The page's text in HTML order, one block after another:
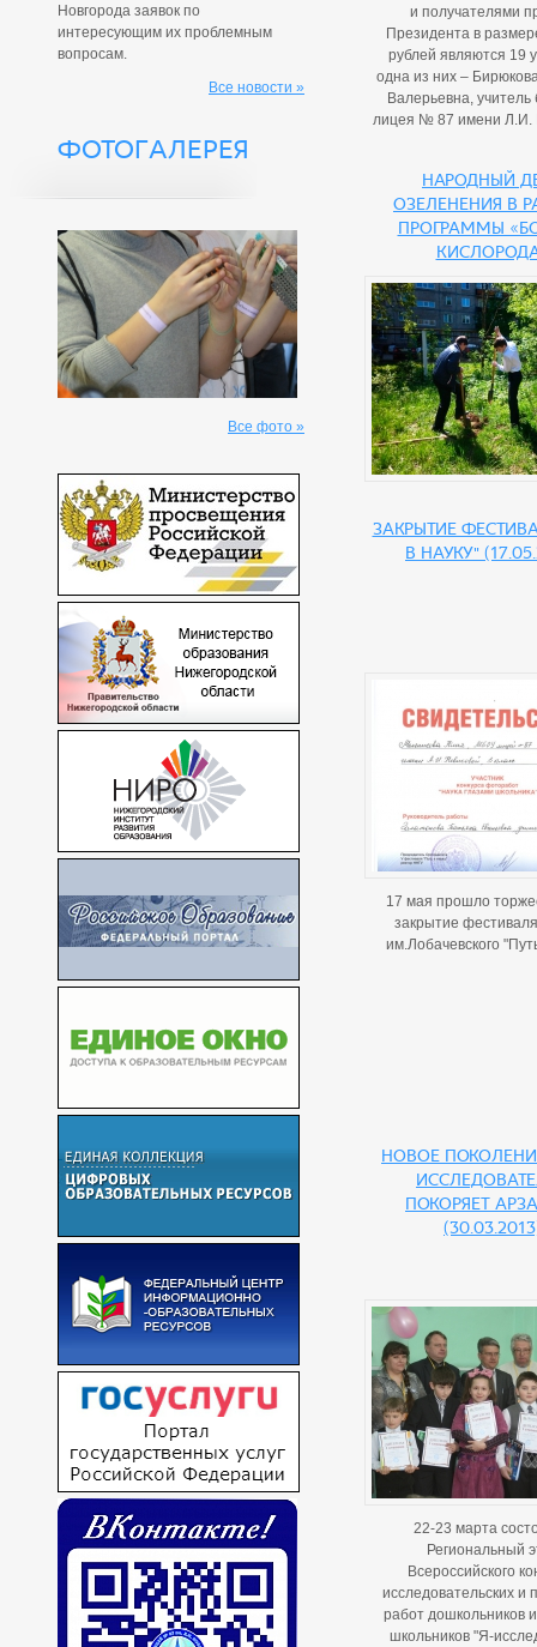
Новгорода заявок по
интересующим их проблемным
вопросам.
Все новости »
ФОТОГАЛЕРЕЯ
Все фото »
и получателями
Президента в
рублей являются 19
одна из них –
Валерьевна, учитель
лицея № 87 имени Л.И.
Народный
озеленения в
программы
Закрытие
в науку"
17 мая прошло
закрытие
им.Лобачевского
Новое
покоряет
22-23 марта
Региональный
Всероссийского
исследовательских и
работ дошкольников
школьников "Я-